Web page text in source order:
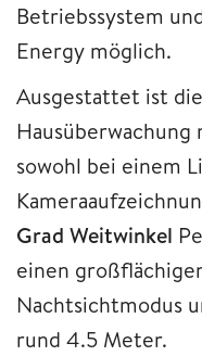
Betriebssystem
Energy möglich.
Ausgestattet ist
Hausüberwachung
sowohl bei einem
Grad Weitwinkel
einen
Nachtsichtmodus
rund 4.5 Meter.